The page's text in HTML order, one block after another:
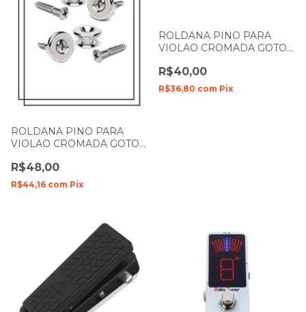
ROLDANA PINO PARA
VIOLAO CROMADA GOTOH
R$48,00
R$44,16 com Pix
ROLDANA PINO PARA
VIOLAO CROMADA GOTOH
R$40,00
R$36,80 com Pix